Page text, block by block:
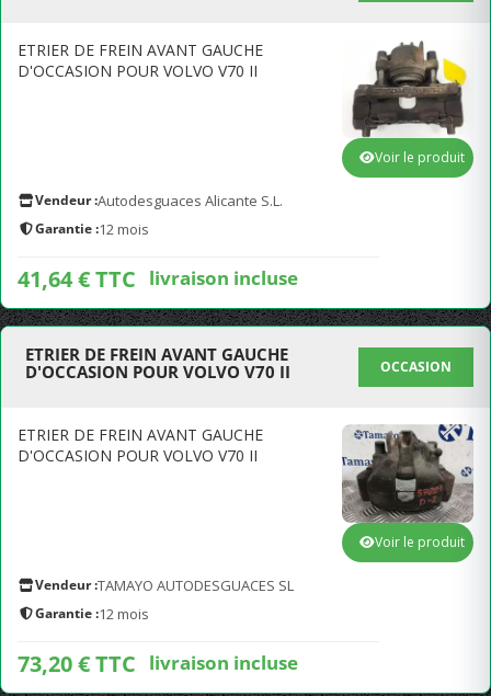
ETRIER DE FREIN AVANT GAUCHE
D'OCCASION POUR VOLVO V70 II
Vendeur :Autodesguaces Alicante S.L.
Garantie :12 mois
41,64 € TTC livraison incluse
Voir le produit
ETRIER DE FREIN AVANT GAUCHE
D'OCCASION POUR VOLVO V70 II
OCCASION
ETRIER DE FREIN AVANT GAUCHE
D'OCCASION POUR VOLVO V70 II
Vendeur :TAMAYO AUTODESGUACES SL
Garantie :12 mois
73,20 € TTC livraison incluse
Voir le produit